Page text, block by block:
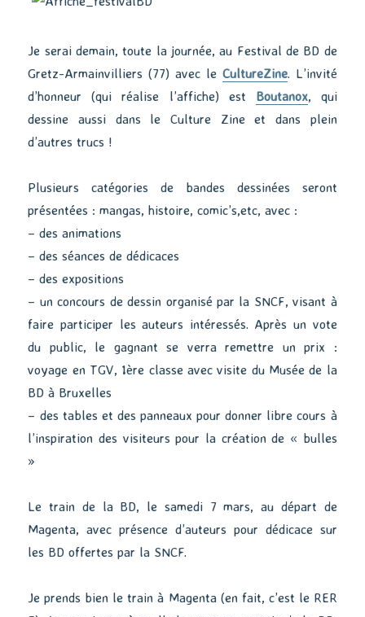
Je serai demain, toute la journée, au Festival de BD de
Gretz-Armainvilliers (77) avec le CultureZine. L’invité
d’honneur (qui réalise l’affiche) est Boutanox, qui
dessine aussi dans le Culture Zine et dans plein
d’autres trucs !
Plusieurs catégories de bandes dessinées seront
présentées : mangas, histoire, comic’s,etc, avec :
– des animations
– des séances de dédicaces
– des expositions
– un concours de dessin organisé par la SNCF, visant à
faire participer les auteurs intéressés. Après un vote
du public, le gagnant se verra remettre un prix :
voyage en TGV, 1ère classe avec visite du Musée de la
BD à Bruxelles
– des tables et des panneaux pour donner libre cours à
l’inspiration des visiteurs pour la création de « bulles
»
Le train de la BD, le samedi 7 mars, au départ de
Magenta, avec présence d’auteurs pour dédicace sur
les BD offertes par la SNCF.
Je prends bien le train à Magenta (en fait, c’est le RER